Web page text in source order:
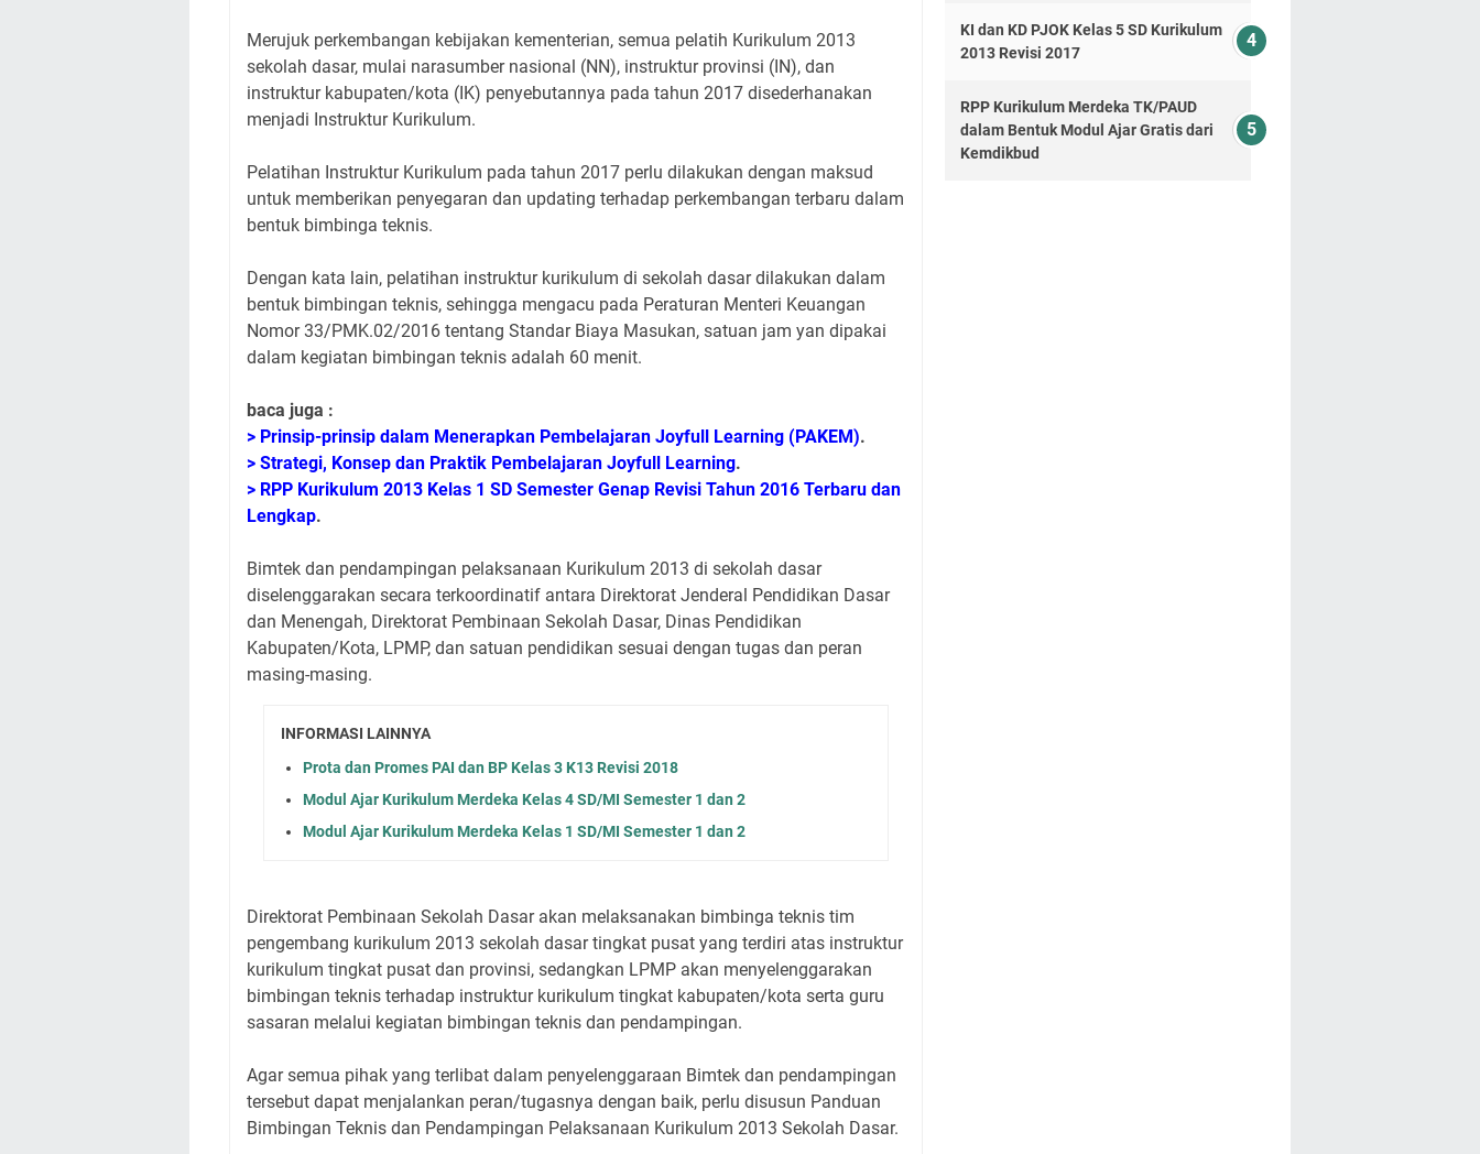
Merujuk perkembangan kebijakan kementerian, semua pelatih Kurikulum 2013
sekolah dasar, mulai narasumber nasional (NN), instruktur provinsi (IN), dan
instruktur kabupaten/kota (IK) penyebutannya pada tahun 2017 disederhanakan
menjadi Instruktur Kurikulum.
Pelatihan Instruktur Kurikulum pada tahun 2017 perlu dilakukan dengan maksud
untuk memberikan penyegaran dan updating terhadap perkembangan terbaru dalam
bentuk bimbinga teknis.
Dengan kata lain, pelatihan instruktur kurikulum di sekolah dasar dilakukan dalam
bentuk bimbingan teknis, sehingga mengacu pada Peraturan Menteri Keuangan
Nomor 33/PMK.02/2016 tentang Standar Biaya Masukan, satuan jam yan dipakai
dalam kegiatan bimbingan teknis adalah 60 menit.
baca juga :
> Prinsip-prinsip dalam Menerapkan Pembelajaran Joyfull Learning (PAKEM).
> Strategi, Konsep dan Praktik Pembelajaran Joyfull Learning.
> RPP Kurikulum 2013 Kelas 1 SD Semester Genap Revisi Tahun 2016 Terbaru dan
Lengkap.
Bimtek dan pendampingan pelaksanaan Kurikulum 2013 di sekolah dasar
diselenggarakan secara terkoordinatif antara Direktorat Jenderal Pendidikan Dasar
dan Menengah, Direktorat Pembinaan Sekolah Dasar, Dinas Pendidikan
Kabupaten/Kota, LPMP, dan satuan pendidikan sesuai dengan tugas dan peran
masing-masing.
INFORMASI LAINNYA
Prota dan Promes PAI dan BP Kelas 3 K13 Revisi 2018
Modul Ajar Kurikulum Merdeka Kelas 4 SD/MI Semester 1 dan 2
Modul Ajar Kurikulum Merdeka Kelas 1 SD/MI Semester 1 dan 2
Direktorat Pembinaan Sekolah Dasar akan melaksanakan bimbinga teknis tim
pengembang kurikulum 2013 sekolah dasar tingkat pusat yang terdiri atas instruktur
kurikulum tingkat pusat dan provinsi, sedangkan LPMP akan menyelenggarakan
bimbingan teknis terhadap instruktur kurikulum tingkat kabupaten/kota serta guru
sasaran melalui kegiatan bimbingan teknis dan pendampingan.
Agar semua pihak yang terlibat dalam penyelenggaraan Bimtek dan pendampingan
tersebut dapat menjalankan peran/tugasnya dengan baik, perlu disusun Panduan
Bimbingan Teknis dan Pendampingan Pelaksanaan Kurikulum 2013 Sekolah Dasar.
KI dan KD PJOK Kelas 5 SD Kurikulum
2013 Revisi 2017
RPP Kurikulum Merdeka TK/PAUD
dalam Bentuk Modul Ajar Gratis dari
Kemdikbud